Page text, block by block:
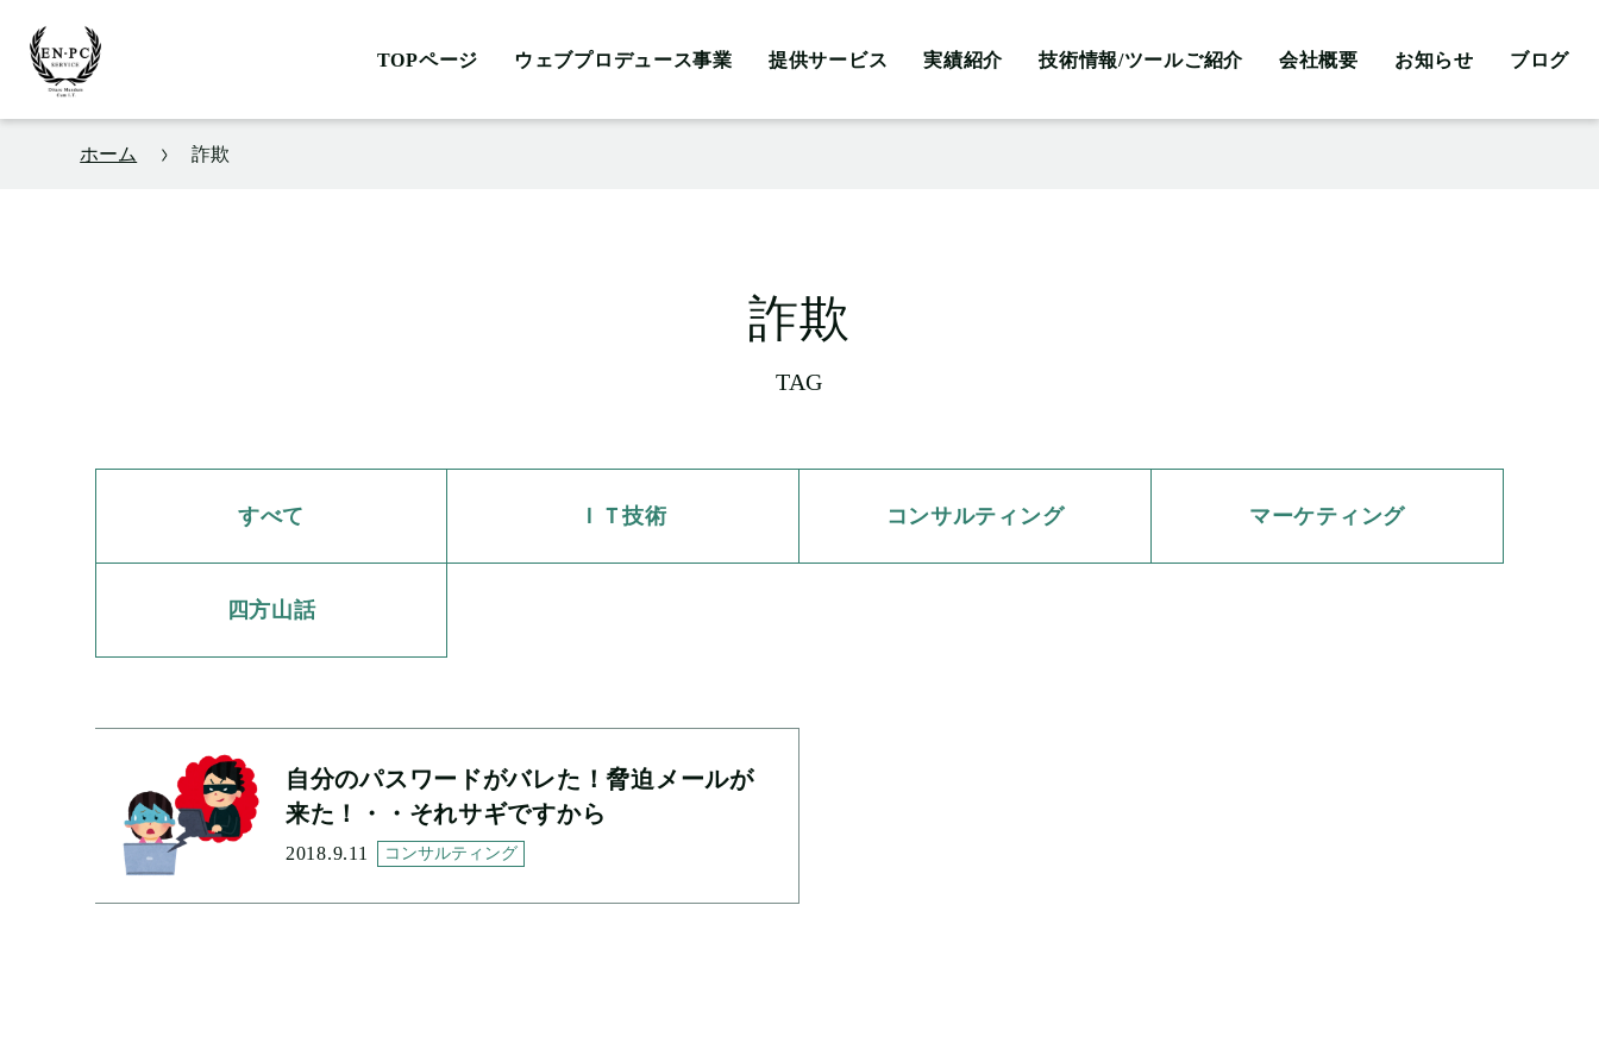
TOPページ ウェブプロデュース事業 提供サービス 実績紹介 技術情報/ツールご紹介 会社概要 お知らせ ブログ
ホーム 詐欺
詐欺
TAG
すべて ＩＴ技術 コンサルティング マーケティング
四方山話
自分のパスワードがバレた！脅迫メールが
来た！・・それサギですから
2018.9.11 コンサルティング